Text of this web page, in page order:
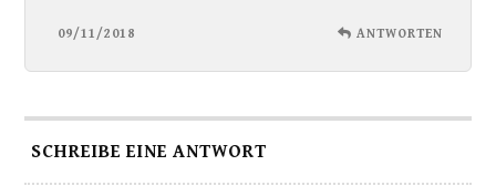
09/11/2018 ANTWORTEN
SCHREIBE EINE ANTWORT